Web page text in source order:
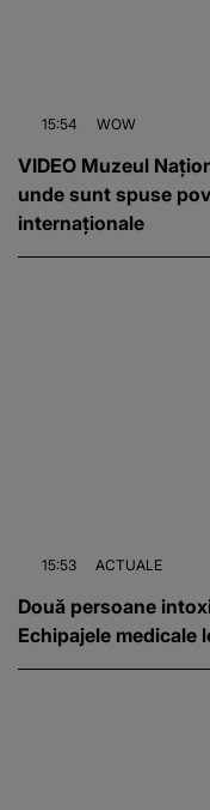
15:54 WOW
VIDEO Muzeul
unde sunt spuse
internaționale
15:53 ACTUALE
Două persoane
Echipajele medicale